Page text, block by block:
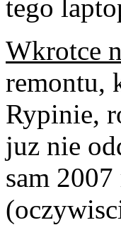
tego
Wkrotce
remontu,
Rypinie,
juz nie
sam